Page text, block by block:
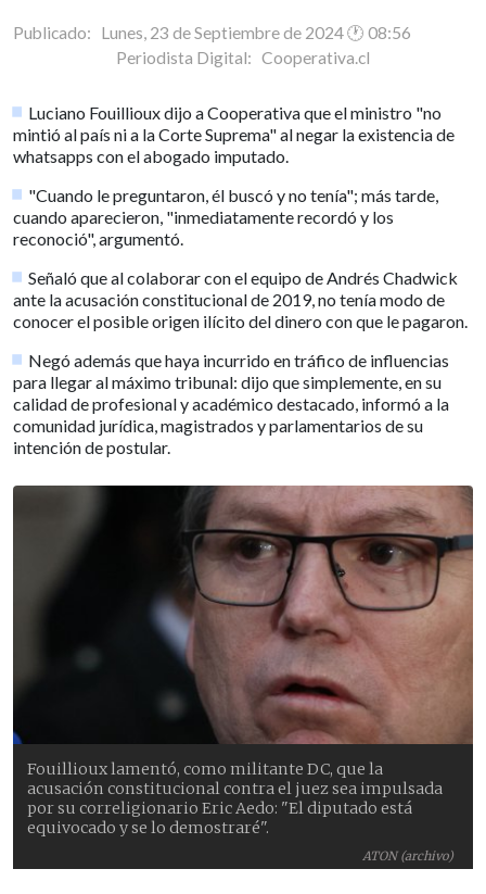
Publicado: Lunes, 23 de Septiembre de 2024 🕐 08:56
Periodista Digital: Cooperativa.cl
Luciano Fouillioux dijo a Cooperativa que el ministro "no
mintió al país ni a la Corte Suprema" al negar la existencia de
whatsapps con el abogado imputado.
"Cuando le preguntaron, él buscó y no tenía"; más tarde,
cuando aparecieron, "inmediatamente recordó y los
reconoció", argumentó.
Señaló que al colaborar con el equipo de Andrés Chadwick
ante la acusación constitucional de 2019, no tenía modo de
conocer el posible origen ilícito del dinero con que le pagaron.
Negó además que haya incurrido en tráfico de influencias
para llegar al máximo tribunal: dijo que simplemente, en su
calidad de profesional y académico destacado, informó a la
comunidad jurídica, magistrados y parlamentarios de su
intención de postular.
ATON (archivo)
Fouillioux lamentó, como militante DC, que la
acusación constitucional contra el juez sea impulsada
por su correligionario Eric Aedo: "El diputado está
equivocado y se lo demostraré".